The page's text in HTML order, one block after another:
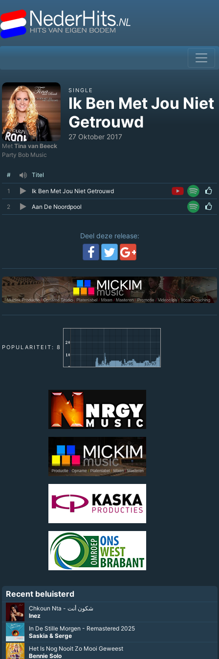
SINGLE
Ik Ben Met Jou Niet
Getrouwd
27 Oktober 2017
Met Tina van Beeck
Party Bob Music
# Titel
1 Ik Ben Met Jou Niet Getrouwd
2 Aan De Noordpool
Deel deze release:
POPULARITEIT: 8
Recent beluisterd
Chkoun Nta - شكون أنت
Inez
In De Stille Morgen - Remastered 2025
Saskia & Serge
Het Is Nog Nooit Zo Mooi Geweest
Bennie Solo